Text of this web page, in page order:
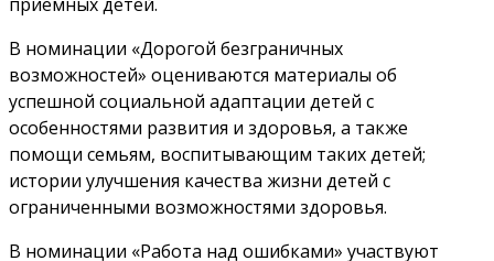
В номинации «Дорогой безграничных
возможностей» оцениваются материалы об
успешной социальной адаптации детей с
особенностями развития и здоровья, а также
помощи семьям, воспитывающим таких детей;
истории улучшения качества жизни детей с
ограниченными возможностями здоровья.
В номинации «Работа над ошибками» участвуют